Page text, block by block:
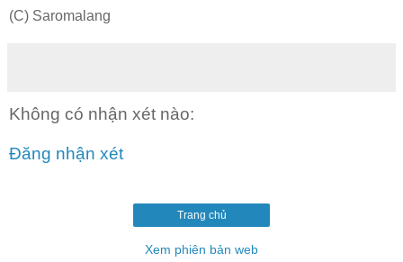
(C) Saromalang
Không có nhận xét nào:
Đăng nhận xét
Trang chủ
Xem phiên bản web